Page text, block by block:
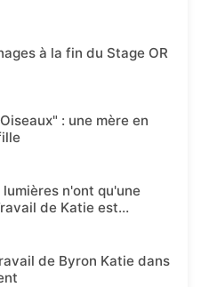
à la fin du Stage OR
: une mère en
n'ont qu'une
de Katie est
de Byron Katie dans